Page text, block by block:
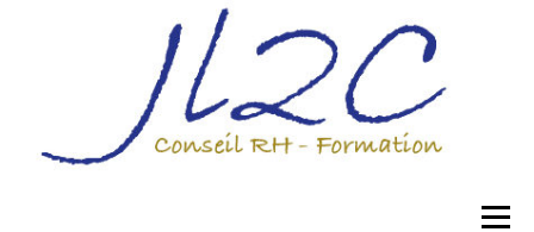
Menu